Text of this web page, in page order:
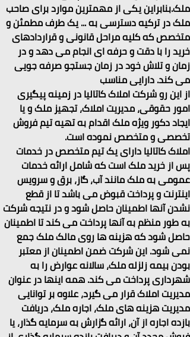
ملک.بنابراین یکی از مهمترین موارد برای صاحب
ملک در ترکیه دسترسی به ... یک طرف مطمئن و
متخصص که کلیه مراحل قانونی و قراردادهای
خرید را با دقت و حرفه ای انجام می دهد و در
زمان و تلاش خود در زمان جستجو صرفه جویی
می کند. دارایی مناسب
از این رو شرکت املاک کاتالیا در زمینه پیگیری
امور حقوقی، مدیریت املاک، تجهیز ملک و یا
ایجاد دکور ویژه ملک اقدام به تهیه تیم فروش
تخصصی و متخصص نموده است.
املاک کاتالیا دارای یک تیم متخصص در خدمات
پس از خرید ملک است که شامل ارائه خدمات
عمومی به ملک مانند آب، گاز، برق و سرویس
اینترنت و پرداخت قبوض می باشد تا از قطع
نشدن آنها اطمینان حاصل شود و در نتیجه شرکت
به طور منظم به آنها پرداخت می کند تا اطمینان
حاصل شود که هزینه ها روی مالک ملک جمع
نمی شود. این شرکت ضمن اطمینان از معتبر
بودن بیمه زلزله ملک، سالانه عوارض را به
شهرداری پرداخت می کند. همه اینها در عنوان
مدیریت املاک قرار می گیرد، علاوه بر توانایی
مدیریت هزینه های ملک، اجاره ملک، دریافت
بازده اجاره از آن، ارائه گزارش به سرمایه گذار، یا